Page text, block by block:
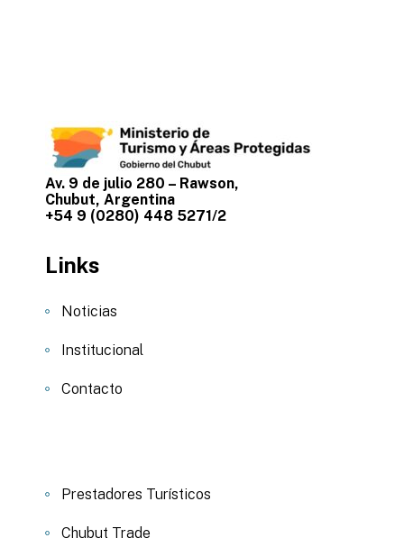
Av. 9 de julio 280 – Rawson,
Chubut, Argentina
+54 9 (0280) 448 5271/2
Links
Noticias
Institucional
Contacto
Prestadores Turísticos
Chubut Trade